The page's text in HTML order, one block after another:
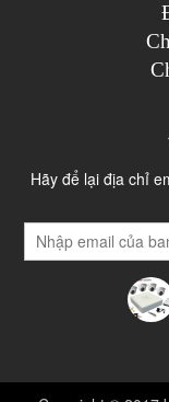
Hãy để lại địa chỉ